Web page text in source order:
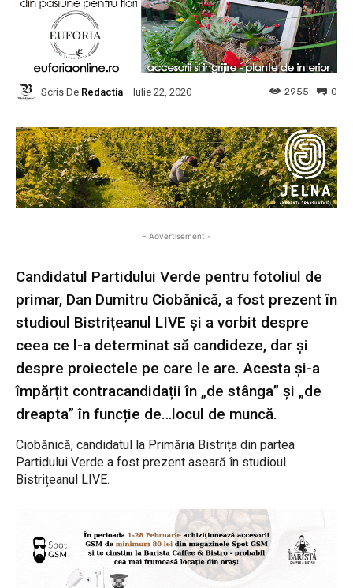
Scris De Redactia Iulie 22, 2020 0
2955
- Advertisement -
Candidatul Partidului Verde pentru fotoliul de
primar, Dan Dumitru Ciobănică, a fost prezent în
studioul Bistrițeanul LIVE și a vorbit despre
ceea ce l-a determinat să candideze, dar și
despre proiectele pe care le are. Acesta și-a
împărțit contracandidații în „de stânga” și „de
dreapta” în funcție de…locul de muncă.
Ciobănică, candidatul la Primăria Bistrița din partea
Partidului Verde a fost prezent aseară în studioul
Bistrițeanul LIVE.